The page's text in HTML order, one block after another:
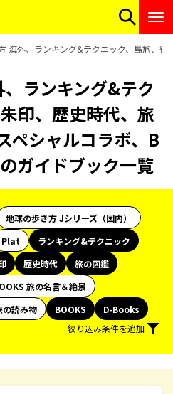
海外、ランキング&テクニック、島旅、
ランキング&テク
印、歴史時代、旅
ペシャルコラボ、B
ガイドブック一覧
地球の歩き方 Jシリーズ（国内）
Plat
ランキング&テクニック
歴史時代
旅の図鑑
旅の名言＆絶景
の読み物 BOOKS
D-Books
絞り込み条件を追加